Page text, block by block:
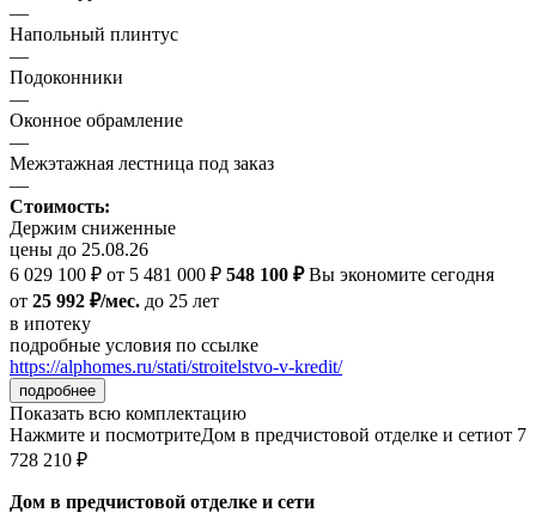
—
Напольный плинтус
—
Подоконники
—
Оконное обрамление
—
Межэтажная лестница под заказ
—
Стоимость:
Держим сниженные
цены до 25.08.26
6 029 100 ₽ от 5 481 000 ₽ 548 100 ₽Вы экономите сегодня
от 25 992 ₽/мес. до 25 лет
в ипотеку
подробные условия по ссылке
https://alphomes.ru/stati/stroitelstvo-v-kredit/
подробнее
Показать всю комплектацию
Нажмите и посмотритеДом в предчистовой отделке и сетиот 7
728 210 ₽
Дом в предчистовой отделке и сети